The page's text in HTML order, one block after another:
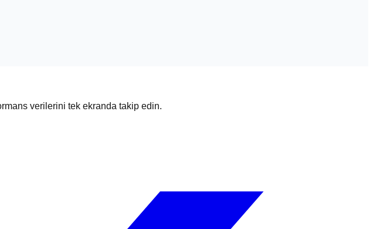
verilerini tek ekranda takip edin.